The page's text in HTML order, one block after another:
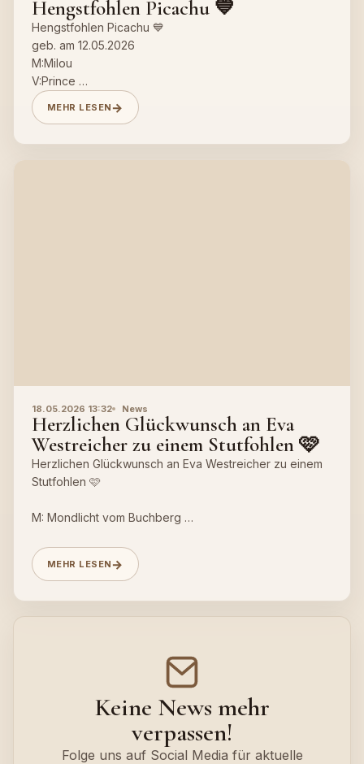
Hengstfohlen Picachu 💙
Hengstfohlen Picachu 💙
geb. am 12.05.2026
M:Milou
V:Prince
Herzlichen Glückwunsch an Fam. Hacher 🥰
MEHR LESEN
18.05.2026 13:32 News
Herzlichen Glückwunsch an Eva
Westreicher zu einem Stutfohlen 🩷
Herzlichen Glückwunsch an Eva Westreicher zu einem
Stutfohlen 🩷
M: Mondlicht vom Buchberg
Geb. am 15.05.2026
MEHR LESEN
Keine News mehr
verpassen!
Folge uns auf Social Media für aktuelle